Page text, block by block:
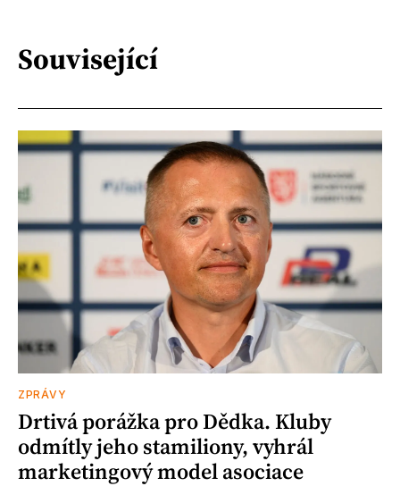
Související
ZPRÁVY
Drtivá porážka pro Dědka. Kluby
odmítly jeho stamiliony, vyhrál
marketingový model asociace